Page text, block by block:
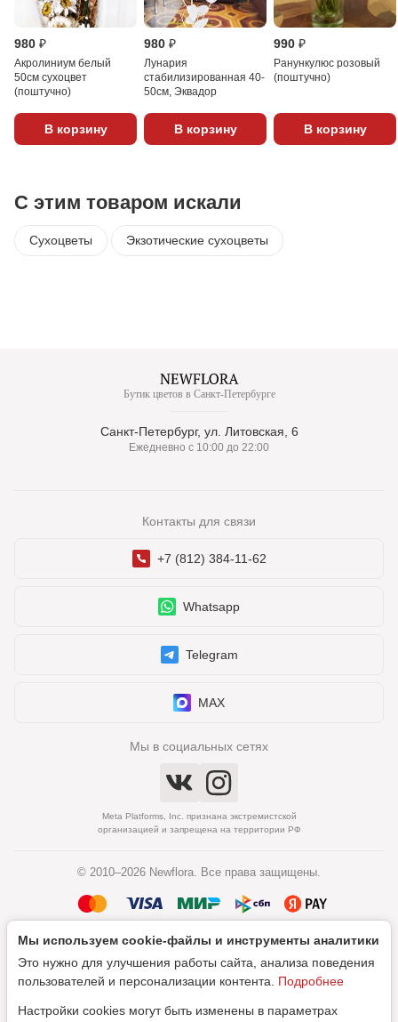
980 ₽
Акролиниум белый
50см сухоцвет
(поштучно)
В корзину
980 ₽
Лунария
стабилизированная 40-
50см, Эквадор
В корзину
990 ₽
Ранункулюс розовый
(поштучно)
В корзину
С этим товаром искали
Сухоцветы Экзотические сухоцветы
Бутик цветов в Санкт-Петербурге
Санкт-Петербург, ул. Литовская, 6
Ежедневно с 10:00 до 22:00
Контакты для связи
+7 (812) 384-11-62
Whatsapp
Telegram
MAX
Мы в социальных сетях
Meta Platforms, Inc. признана экстремистской
организацией и запрещена на территории РФ
© 2010–2026 Newflora. Все права защищены.
Политика обработки персональных данных
Согласие на обработку персональных данных
Мы используем cookie‑файлы и инструменты аналитики
Это нужно для улучшения работы сайта, анализа поведения
пользователей и персонализации контента. Подробнее
Настройки cookies могут быть изменены в параметрах